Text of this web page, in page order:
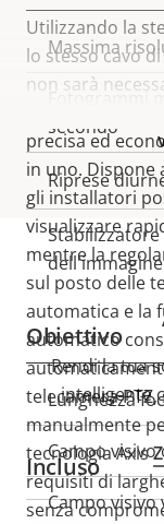
Utilizzando la
lo stesso cavo
non sarà
precisa ed
in uno. Dispone
gli installatori
visualizzare
mentre la
sul posto delle
automatica e la
automatico
telecamera
manualmente
tecnologia Axis
requisiti di
senza
Descrizione
della
Massima
Fotogrammi
secondo
Riprese
dell'immagine
Obiettivo
Descrizione
della
proprietà
Lunghezza
Campo
Campo visivo
Rendi la tua
intelligente
Incluso